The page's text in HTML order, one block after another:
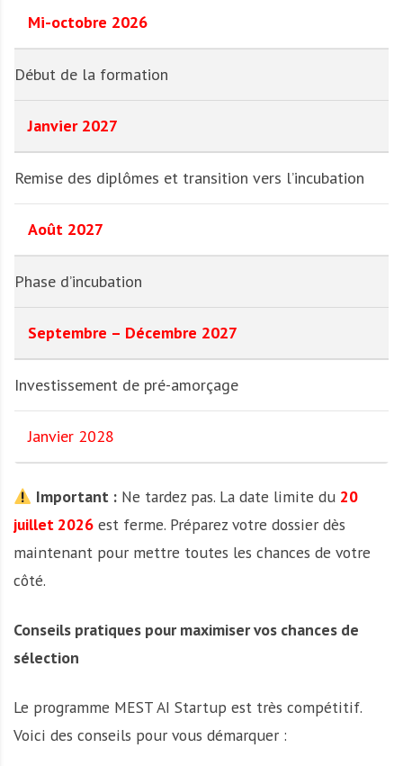
Mi-octobre 2026
Début de la formation
Janvier 2027
Remise des diplômes et transition vers l’incubation
Août 2027
Phase d’incubation
Septembre – Décembre 2027
Investissement de pré-amorçage
Janvier 2028
Important : Ne tardez pas. La date limite du 20
juillet 2026 est ferme. Préparez votre dossier dès
maintenant pour mettre toutes les chances de votre
côté.
Conseils pratiques pour maximiser vos chances de
sélection
Le programme MEST AI Startup est très compétitif.
Voici des conseils pour vous démarquer :